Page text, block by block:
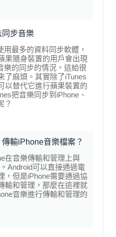
同步音樂
用最多的資料同步軟體，
果隨身裝置的用戶會出現
樂的同步的情況，這給很
了麻煩。其實除了iTunes
以替代它進行蘋果裝置的
把音樂同步到iPhone、
？
輸iPhone音樂檔案？
在音樂傳輸和管理上與
Android可以直接通過電
，但是iPhone需要通過協
輸和管理，那麼在這裡就
音樂進行傳輸和管理的